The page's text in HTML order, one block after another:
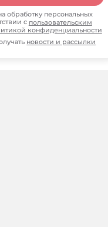
обработку персональных
с пользовательским
конфиденциальности
новости и рассылки